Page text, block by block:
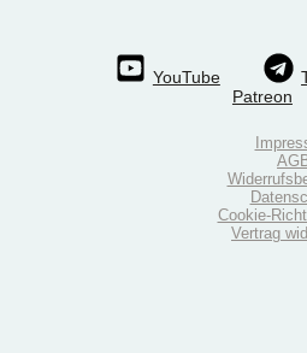
YouTube
Patreon
Cookie-
Vertrag